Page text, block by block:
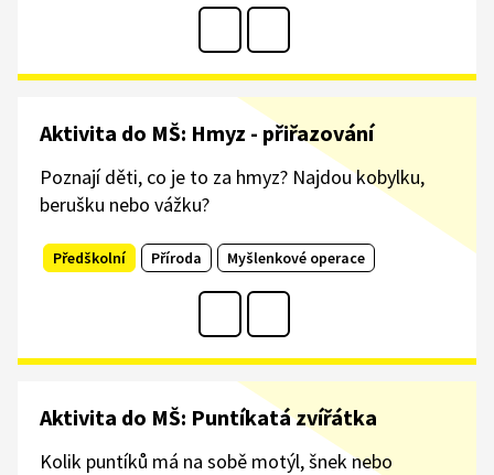
Aktivita do MŠ: Hmyz - přiřazování
Poznají děti, co je to za hmyz? Najdou kobylku,
berušku nebo vážku?
Předškolní Příroda Myšlenkové operace
Aktivita do MŠ: Puntíkatá zvířátka
Kolik puntíků má na sobě motýl, šnek nebo